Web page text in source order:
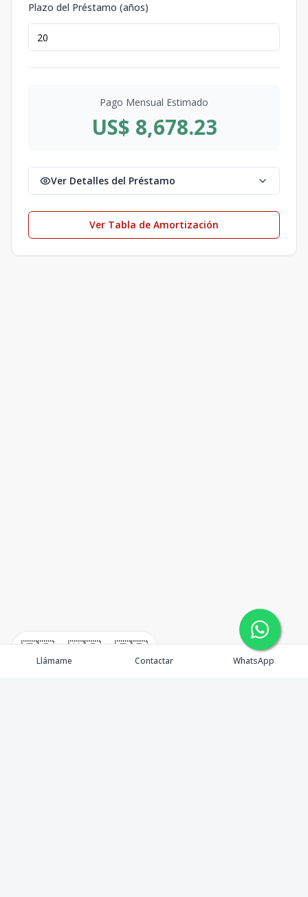
🇪🇸 🇺🇸 🇫🇷
Plazo del Préstamo (años)
Pago Mensual Estimado
US$ 8,678.23
Ver Detalles del Préstamo
Ver Tabla de Amortización
Llámame Contactar WhatsApp